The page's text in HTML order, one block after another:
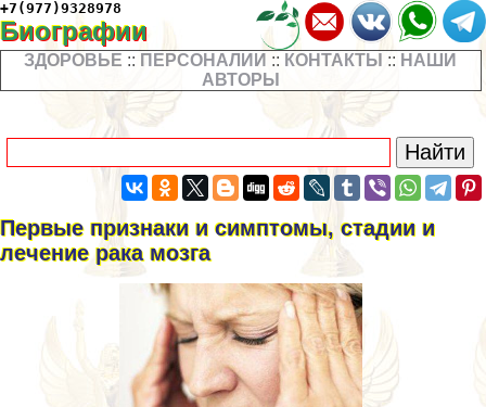
+7(977)9328978
Биографии
ЗДОРОВЬЕ :: ПЕРСОНАЛИИ :: КОНТАКТЫ :: НАШИ
АВТОРЫ
Первые признаки и симптомы, стадии и
лечение paка мозга